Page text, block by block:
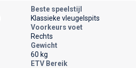
Beste speelstijl
Klassieke vleugelspits
Voorkeurs voet
Rechts
Gewicht
60 kg
ETV Bereik